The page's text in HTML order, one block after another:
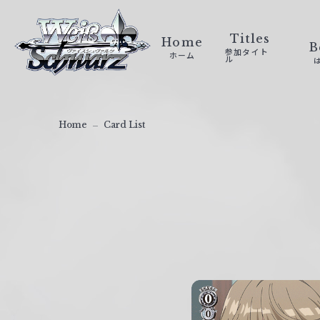
ァ
Home
ホーム
Titles
参加タイト
ル
Home Card List